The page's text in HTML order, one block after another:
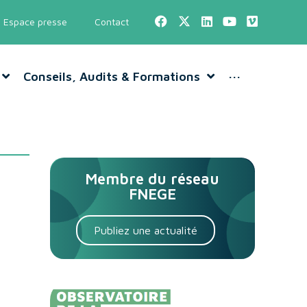
Espace presse Contact
Conseils, Audits & Formations ···
Membre du réseau
FNEGE
Publiez une actualité